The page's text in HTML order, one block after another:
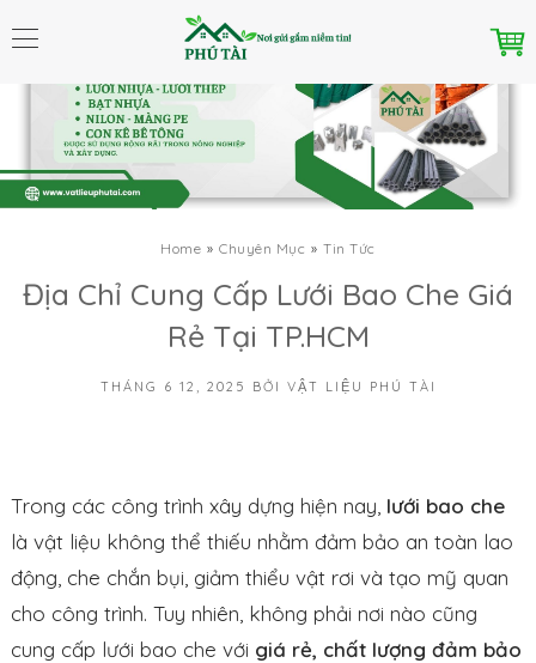
Home Chuyên Mục Tin Tức
Địa Chỉ Cung Cấp Lưới Bao Che Giá
Rẻ Tại TP.HCM
THÁNG 6 12, 2025 BỞI VẬT LIỆU PHÚ TÀI
Trong các công trình xây dựng hiện nay, lưới bao che
là vật liệu không thể thiếu nhằm đảm bảo an toàn lao
động, che chắn bụi, giảm thiểu vật rơi và tạo mỹ quan
cho công trình. Tuy nhiên, không phải nơi nào cũng
cung cấp lưới bao che với giá rẻ, chất lượng đảm bảo